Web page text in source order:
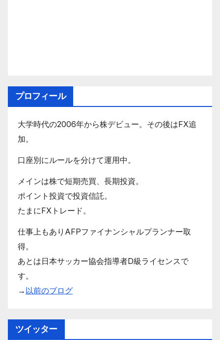
プロフィール
大学時代の2006年から株デビュー。その後はFX追
加。
口座別にルールを分けて運用中。
メインは株で短期売買、長期投資。
ポイント投資で投資信託。
たまにFXトレード。
仕事上もありAFPファイナンシャルプランナー取
得。
あとは日本サッカー協会指導者D級ライセンスで
す。
→ 以前のブログ
ツイッター